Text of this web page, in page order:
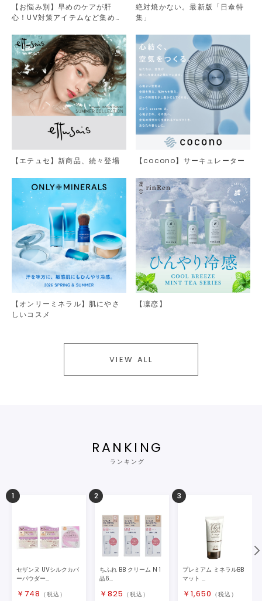
【お悩み別】早めのケアが肝
心！UV対策アイテムなど集めま
絶対焼かない。最新版「日傘特
集」
【エテュセ】新商品、続々登場 【cocono】サーキュレーター
【オンリーミネラル】肌にやさ
しいコスメ
【凜恋】
VIEW ALL
RANKING
ランキング
1
セザンヌ UVシルクカバ
ーパウダー...
￥ 748 （税込）
2
ちふれ BB クリーム N 1
品6...
￥ 825 （税込）
3
プレミアム ミネラルBB
マット ...
￥ 1,650 （税込）